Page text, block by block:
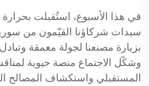
في هذا الأسبوع، استُقبلت
سيدات شركاؤنا القيّمون من
بزيارة مصنعنا لجولة معمقة
وشكّل الاجتماع منصة حيوية
المستقبلي واستكشاف المصالح